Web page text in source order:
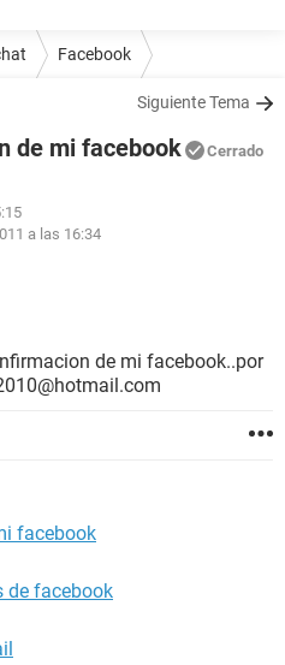
Facebook
Siguiente Tema
de mi facebook Cerrado
a las 16:34
de mi facebook..por
facebook
de facebook